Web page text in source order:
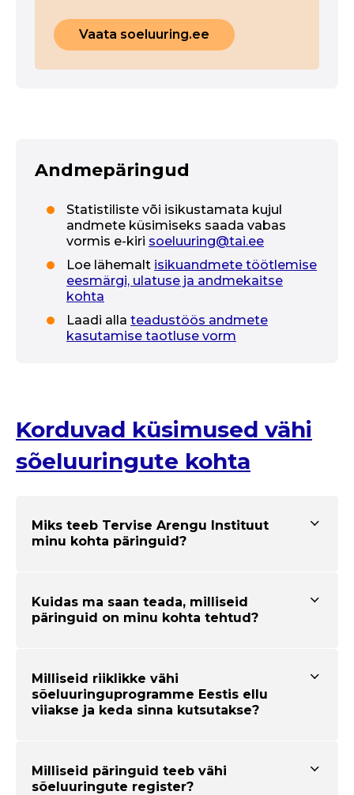
Vaata soeluuring.ee
Andmepäringud
Statistiliste või isikustamata kujul
andmete küsimiseks saada vabas
vormis e-kiri soeluuring@tai.ee
Loe lähemalt isikuandmete töötlemise
eesmärgi, ulatuse ja andmekaitse
kohta
Laadi alla teadustöös andmete
kasutamise taotluse vorm
Korduvad küsimused vähi
sõeluuringute kohta
Miks teeb Tervise Arengu Instituut
minu kohta päringuid?
Kuidas ma saan teada, milliseid
päringuid on minu kohta tehtud?
Milliseid riiklikke vähi
sõeluuringuprogramme Eestis ellu
viiakse ja keda sinna kutsutakse?
Milliseid päringuid teeb vähi
sõeluuringute register?